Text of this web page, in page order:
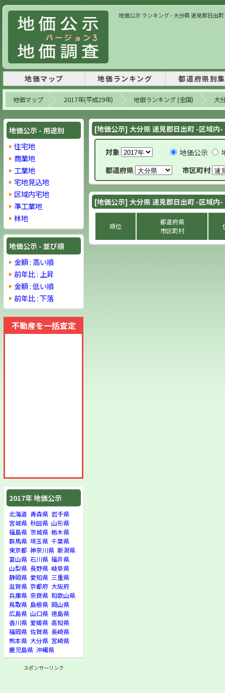
地価公示 ランキング - 大分県 速見郡日出
地価マップ 地価ランキング 都道府県別
地価マップ 2017年(平成29年) 地価ランキング (全国) 大
地価公示 - 用途別
住宅地
商業地
工業地
宅地見込地
区域内宅地
準工業地
林地
地価公示 - 並び順
金額 : 高い順
前年比 : 上昇
金額 : 低い順
前年比 : 下落
不動産を一括査定
2017年 地価公示
北海道 青森県 岩手県
宮城県 秋田県 山形県
福島県 茨城県 栃木県
群馬県 埼玉県 千葉県
東京都 神奈川県 新潟県
富山県 石川県 福井県
山梨県 長野県 岐阜県
静岡県 愛知県 三重県
滋賀県 京都府 大阪府
兵庫県 奈良県 和歌山県
鳥取県 島根県 岡山県
広島県 山口県 徳島県
香川県 愛媛県 高知県
福岡県 佐賀県 長崎県
熊本県 大分県 宮崎県
鹿児島県 沖縄県
スポンサーリンク
[地価公示] 大分県 速見郡日出町 -区域内-
対象 地価公示
都道府県
市区町村
[地価公示] 大分県 速見郡日出町 -区域内
順位
都道府県
市区町村